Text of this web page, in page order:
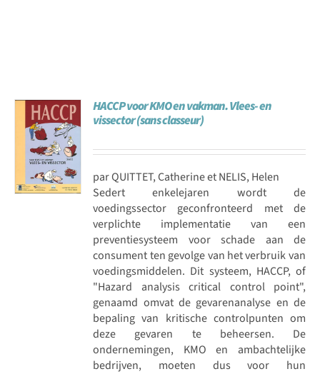
HACCP voor KMO en vakman. Vlees- en
vissector (sans classeur)
par QUITTET, Catherine et NELIS, Helen
Sedert enkelejaren wordt de
voedingssector geconfronteerd met de
verplichte implementatie van een
preventiesysteem voor schade aan de
consument ten gevolge van het verbruik van
voedingsmiddelen. Dit systeem, HACCP, of
"Hazard analysis critical control point",
genaamd omvat de gevarenanalyse en de
bepaling van kritische controlpunten om
deze gevaren te beheersen. De
ondernemingen, KMO en ambachtelijke
bedrijven, moeten dus voor hun